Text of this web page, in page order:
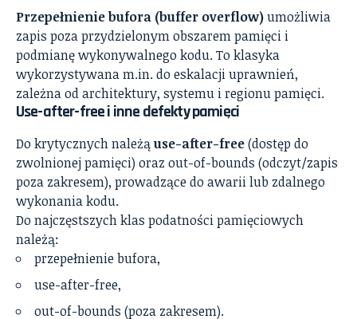
Przepełnienie bufora (buffer overflow)umożliwia
zapis poza przydzielonym obszarem pamięci i
podmianę wykonywalnego kodu. To klasyka
wykorzystywana m.in. do eskalacji uprawnień,
zależna od architektury, systemu i regionu pamięci.
Use-after-free i inne defekty pamięci
Do krytycznych należąuse-after-free(dostęp do
zwolnionej pamięci) oraz out-of-bounds (odczyt/zapis
poza zakresem), prowadzące do awarii lub zdalnego
wykonania kodu.
Do najczęstszych klas podatności pamięciowych
należą:
przepełnienie bufora,
use-after-free,
out-of-bounds (poza zakresem).